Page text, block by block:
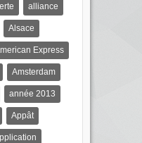
alliance
Alsace
Express
Amsterdam
année 2013
Appât